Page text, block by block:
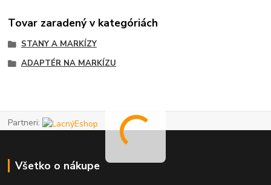
Tovar zaradený v kategóriách
STANY A MARKÍZY
ADAPTÉR NA MARKÍZU
Partneri:
Všetko o nákupe